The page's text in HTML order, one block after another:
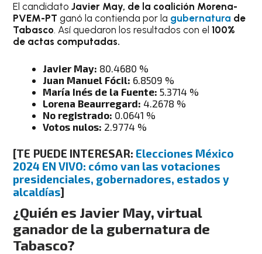
El candidatoJavier May, de la coalición Morena-
PVEM-PT ganó la contienda por la gubernatura de
Tabasco. Así quedaron los resultados con el100%
de actas computadas.
Javier May: 80.4680 %
Juan Manuel Fócil: 6.8509 %
María Inés de la Fuente: 5.3714 %
Lorena Beaurregard: 4.2678 %
No registrado: 0.0641 %
Votos nulos: 2.9774 %
[TE PUEDE INTERESAR: Elecciones México
2024 EN VIVO: cómo van las votaciones
presidenciales, gobernadores, estados y
alcaldías]
¿Quién es Javier May, virtual
ganador de la gubernatura de
Tabasco?